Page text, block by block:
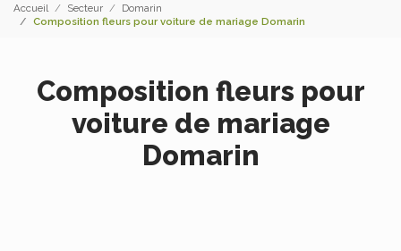
Accueil Secteur
Domarin
Composition fleurs pour voiture de mariage Domarin
Composition fleurs pour
voiture de mariage
Domarin